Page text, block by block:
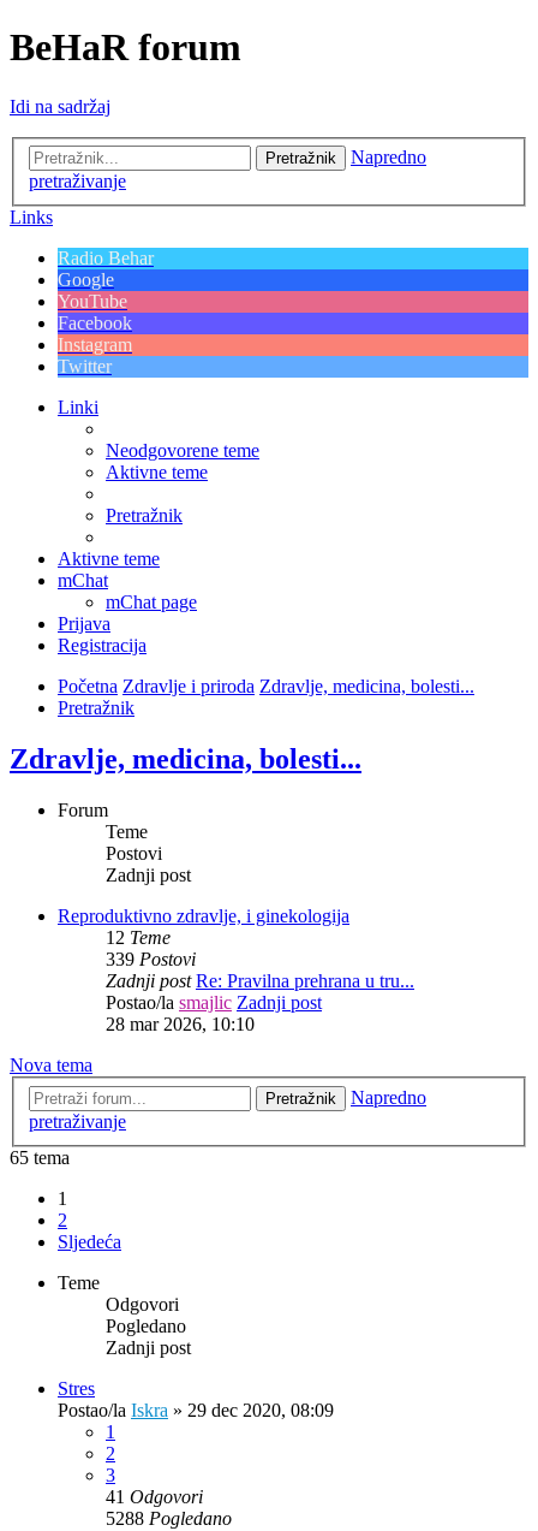
BeHaR forum
Idi na sadržaj
Pretražnik
Napredno
pretraživanje
Links
Radio Behar
Google
YouTube
Facebook
Instagram
Twitter
Linki
Neodgovorene teme
Aktivne teme
Pretražnik
Aktivne teme
mChat
mChat page
Prijava
Registracija
Početna Zdravlje i priroda Zdravlje, medicina, bolesti...
Pretražnik
Zdravlje, medicina, bolesti...
Forum
Teme
Postovi
Zadnji post
Reproduktivno zdravlje, i ginekologija
12 Teme
339 Postovi
Zadnji post Re: Pravilna prehrana u tru...
Postao/la smajlic Zadnji post
28 mar 2026, 10:10
Nova tema
Pretražnik
Napredno
pretraživanje
65 tema
1
2
Sljedeća
Teme
Odgovori
Pogledano
Zadnji post
Stres
Postao/la Iskra » 29 dec 2020, 08:09
1
2
3
41 Odgovori
5288 Pogledano